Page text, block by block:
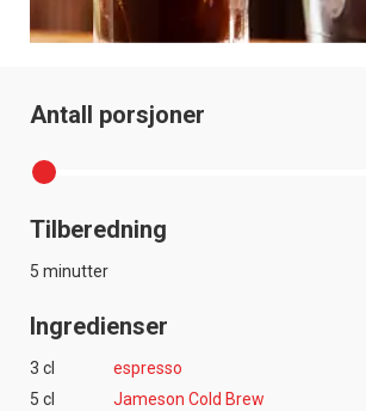
Antall porsjoner
Tilberedning
5 minutter
Ingredienser
3 cl
espresso
5 cl
Jameson Cold Brew